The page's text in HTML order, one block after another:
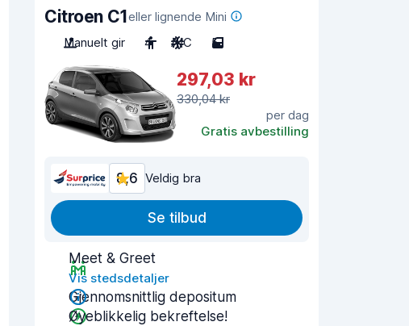
Citroen C1eller lignende Mini
Manuelt gir
4 A/C 5
297,03 kr
330,04 kr
per dag
Gratis avbestilling
8,6 Veldig bra
Se tilbud
Meet & Greet
Vis stedsdetaljer
Gjennomsnittlig depositum
Øyeblikkelig bekreftelse!